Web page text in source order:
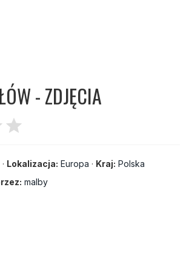
- ZDJĘCIA
star
Lokalizacja: Europa · Kraj: Polska
malby